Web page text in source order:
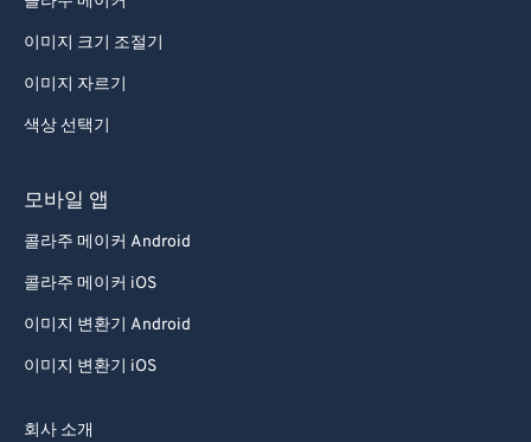
이미지 크기 조절기
이미지 자르기
색상 선택기
모바일 앱
콜라주 메이커 Android
콜라주 메이커 iOS
이미지 변환기 Android
이미지 변환기 iOS
회사 소개